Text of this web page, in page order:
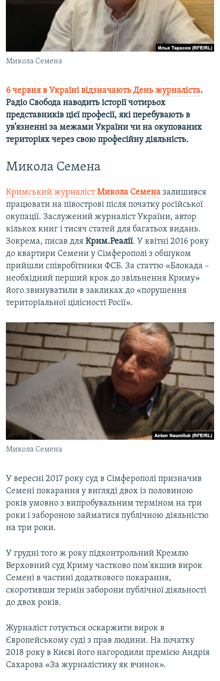
ВІДЕОУРОКИ «ELIFBE»
СВІДЧЕННЯ ОКУПАЦІЇ
УКРАЇНСЬКА ПРОБЛЕМА КРИМУ
ІНФОГРАФІКА
Qırımtatar
ДОЛУЧАЙСЯ!
Усі сайти RFE/RL
Микола Семена
6 червня в Україні відзначають День журналіста.
Радіо Свобода наводить історії чотирьох
представників цієї професії, які перебувають в
ув’язненні за межами України чи на окупованих
територіях через свою професійну діяльність.
Микола Семена
Кримський журналістМикола Семена залишився
працювати на півострові після початку російської
окупації. Заслужений журналіст України, автор
кількох книг і тисяч статей для багатьох видань.
Зокрема, писав для Крим.Реалії. У квітні 2016 року
до квартири Семени у Сімферополі з обшуком
прийшли співробітники ФСБ. За статтю «Блокада –
необхідний перший крок до звільнення Криму»
його звинуватили в закликах до «порушення
територіальної цілісності Росії».
Микола Семена
У вересні 2017 року суд в Сімферополі призначив
Семені покарання у вигляді двох із половиною
років умовно з випробувальним терміном на три
роки і забороною займатися публічною діяльністю
на три роки.
У грудні того ж року підконтрольний Кремлю
Верховний суд Криму частково пом'якшив вирок
Семені в частині додаткового покарання,
скоротивши термін заборони публічної діяльності
до двох років.
Журналіст готується оскаржити вирок в
Європейському суді з прав людини. На початку
2018 року в Києві його нагородили премією Андрія
Сахарова «За журналістику як вчинок».